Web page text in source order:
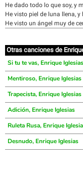
He dado todo lo que soy, y
He visto piel de luna llena, y
He visto un ángel muy de
Otras canciones de
Si tu te vas, Enrique Iglesias
Mentiroso, Enrique Iglesias
Trapecista, Enrique Iglesias
Adición, Enrique Iglesias
Ruleta Rusa, Enrique
Desnudo, Enrique Iglesias